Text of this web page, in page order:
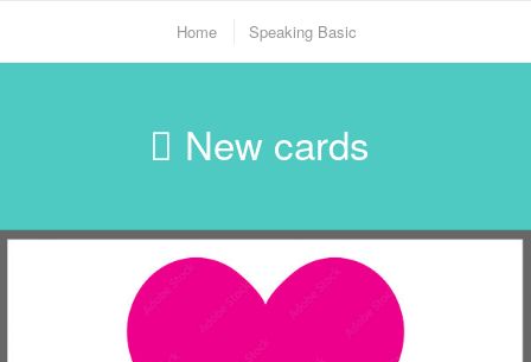
Home Speaking Basic
New cards